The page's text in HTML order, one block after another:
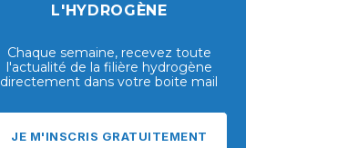
L'HYDROGÈNE
Chaque semaine, recevez toute
l'actualité de la filière hydrogène
directement dans votre boite mail
JE M'INSCRIS GRATUITEMENT